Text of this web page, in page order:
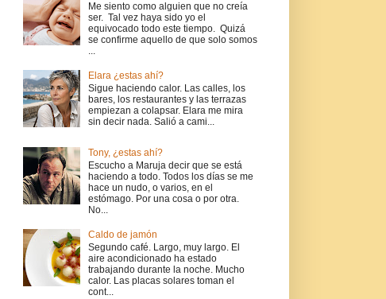
Me siento como alguien que no creía
ser. Tal vez haya sido yo el
equivocado todo este tiempo. Quizá
se confirme aquello de que solo somos
...
Elara ¿estas ahí?
Sigue haciendo calor. Las calles, los
bares, los restaurantes y las terrazas
empiezan a colapsar. Elara me mira
sin decir nada. Salió a cami...
Tony, ¿estas ahí?
Escucho a Maruja decir que se está
haciendo a todo. Todos los días se me
hace un nudo, o varios, en el
estómago. Por una cosa o por otra.
No...
Caldo de jamón
Segundo café. Largo, muy largo. El
aire acondicionado ha estado
trabajando durante la noche. Mucho
calor. Las placas solares toman el
cont...